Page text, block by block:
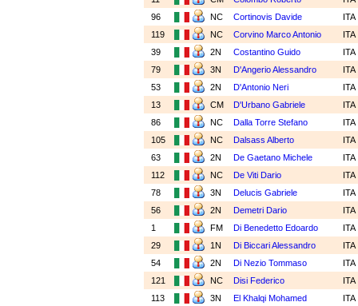
96
NC Cortinovis Davide
ITA
119
NC Corvino Marco Antonio
ITA
39
2N Costantino Guido
ITA
79
3N D'Angerio Alessandro
ITA
53
2N D'Antonio Neri
ITA
13
CM D'Urbano Gabriele
ITA
86
NC Dalla Torre Stefano
ITA
105
NC Dalsass Alberto
ITA
63
2N De Gaetano Michele
ITA
112
NC De Viti Dario
ITA
78
3N Delucis Gabriele
ITA
56
2N Demetri Dario
ITA
1
FM Di Benedetto Edoardo
ITA
29
1N Di Biccari Alessandro
ITA
54
2N Di Nezio Tommaso
ITA
121
NC Disi Federico
ITA
113
3N El Khalqi Mohamed
ITA